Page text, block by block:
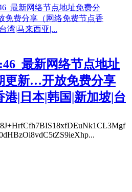
最新网络节点地址
更新…开放免费分享
港|日本|韩国|新加坡|台